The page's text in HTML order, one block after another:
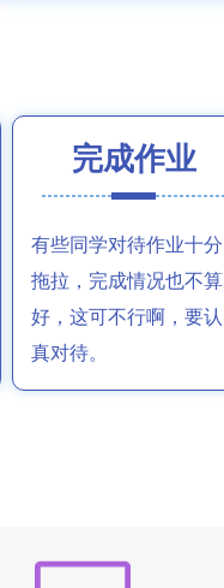
完成作业
有些同学对待作业十分
拖拉，完成情况也不算
好，这可不行啊，要认
真对待。